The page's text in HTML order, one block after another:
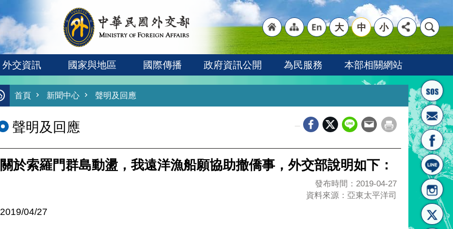
首頁
"網
站導
"英
文語
大 中 小
外交資訊 國家與地區 國際傳播 政府資訊公開 為民服務 本部相關網站
首頁 新聞中心 聲明及回應
聲明及回應
關於索羅門群島動盪，我遠洋漁船願協助撤僑事，外交部說明如下：
發布時間：2019-04-27
資料來源：亞東太平洋司
2019/04/27